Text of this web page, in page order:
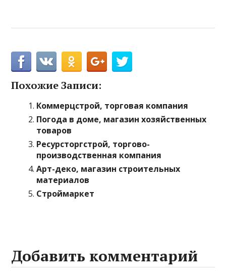
Похожие Записи:
Коммерцстрой, торговая компания
Погода в доме, магазин хозяйственных
товаров
Ресурсторгстрой, торгово-
производственная компания
Арт-деко, магазин строительных
материалов
Строймаркет
Добавить комментарий